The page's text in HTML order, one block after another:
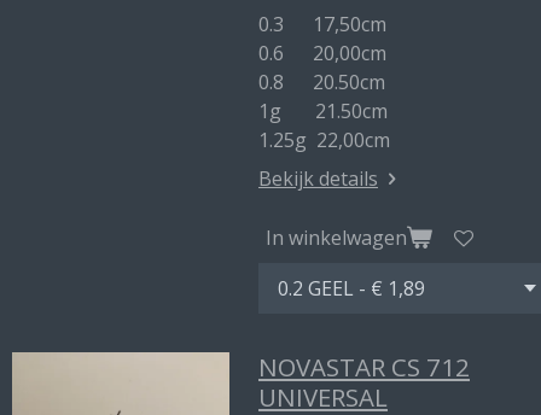
0.3 17,50cm
0.6 20,00cm
0.8 20.50cm
1g 21.50cm
1.25g 22,00cm
Bekijk details
In winkelwagen
NOVASTAR CS 712
UNIVERSAL